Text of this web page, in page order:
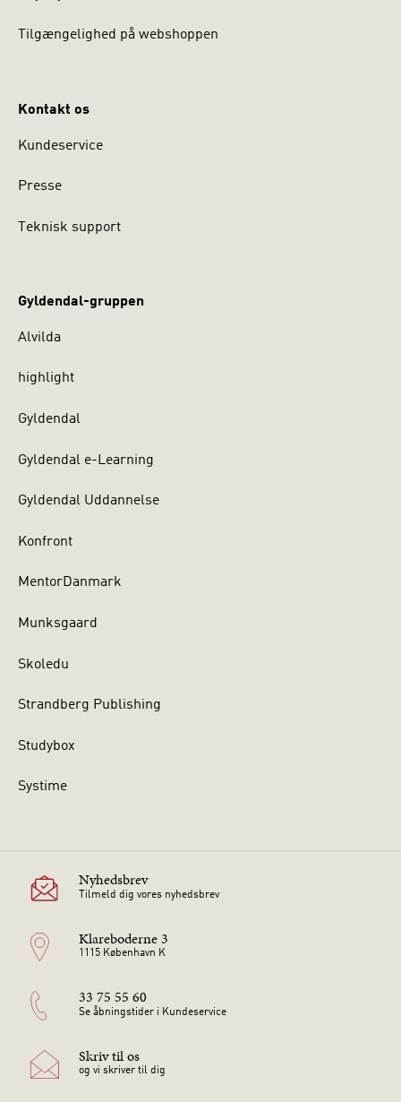
Tilgængelighed på webshoppen
Kontakt os
Kundeservice
Presse
Teknisk support
Gyldendal-gruppen
Alvilda
highlight
Gyldendal
Gyldendal e-Learning
Gyldendal Uddannelse
Konfront
MentorDanmark
Munksgaard
Skoledu
Strandberg Publishing
Studybox
Systime
Nyhedsbrev
Tilmeld dig vores nyhedsbrev
Klareboderne 3
1115 København K
33 75 55 60
Se åbningstider i Kundeservice
Skriv til os
og vi skriver til dig